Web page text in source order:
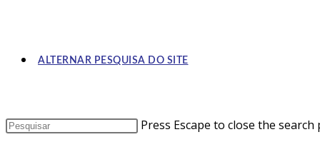
ALTERNAR PESQUISA DO SITE
Press Escape to close the search